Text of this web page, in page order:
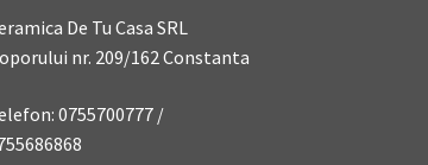
De Tu Casa SRL
nr. 209/162 Constanta
0755700777 /